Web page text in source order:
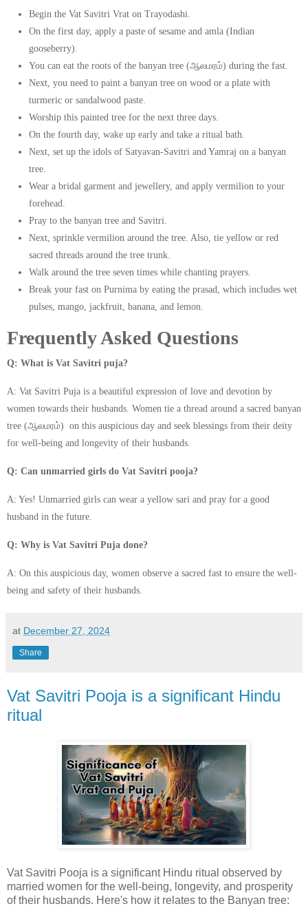
Begin the Vat Savitri Vrat on Trayodashi.
On the first day, apply a paste of sesame and amla (Indian
gooseberry).
You can eat the roots of the banyan tree (ஆலமரம்) during the fast.
Next, you need to paint a banyan tree on wood or a plate with
turmeric or sandalwood paste.
Worship this painted tree for the next three days.
On the fourth day, wake up early and take a ritual bath.
Next, set up the idols of Satyavan-Savitri and Yamraj on a banyan
tree.
Wear a bridal garment and jewellery, and apply vermilion to your
forehead.
Pray to the banyan tree and Savitri.
Next, sprinkle vermilion around the tree. Also, tie yellow or red
sacred threads around the tree trunk.
Walk around the tree seven times while chanting prayers.
Break your fast on Purnima by eating the prasad, which includes wet
pulses, mango, jackfruit, banana, and lemon.
Frequently Asked Questions
Q: What is Vat Savitri puja?
A: Vat Savitri Puja is a beautiful expression of love and devotion by
women towards their husbands. Women tie a thread around a sacred banyan
tree (ஆலமரம்) on this auspicious day and seek blessings from their deity
for well-being and longevity of their husbands.
Q: Can unmarried girls do Vat Savitri pooja?
A: Yes! Unmarried girls can wear a yellow sari and pray for a good
husband in the future.
Q: Why is Vat Savitri Puja done?
A: On this auspicious day, women observe a sacred fast to ensure the well-
being and safety of their husbands.
at December 27, 2024
Share
Vat Savitri Pooja is a significant Hindu
ritual
Vat Savitri Pooja is a significant Hindu ritual observed by
married women for the well-being, longevity, and prosperity
of their husbands. Here's how it relates to the Banyan tree: